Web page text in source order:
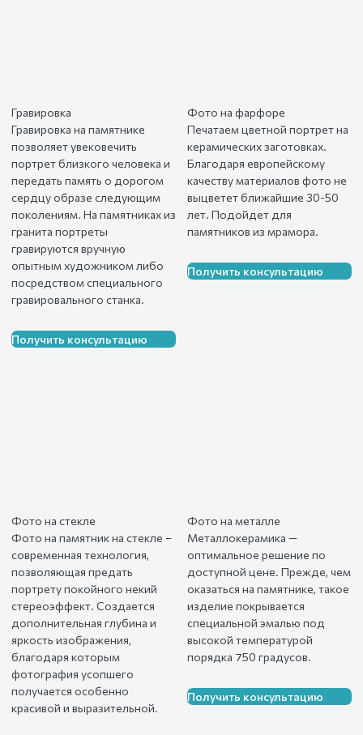
Гравировка
Гравировка на памятнике
позволяет увековечить
портрет близкого человека и
передать память о дорогом
сердцу образе следующим
поколениям. На памятниках из
гранита портреты
гравируются вручную
опытным художником либо
посредством специального
гравировального станка.
Получить консультацию
Фото на фарфоре
Печатаем цветной портрет на
керамических заготовках.
Благодаря европейскому
качеству материалов фото не
выцветет ближайшие 30-50
лет. Подойдет для
памятников из мрамора.
Получить консультацию
Фото на стекле
Фото на памятник на стекле –
современная технология,
позволяющая предать
портрету покойного некий
стереоэффект. Создается
дополнительная глубина и
яркость изображения,
благодаря которым
фотография усопшего
получается особенно
красивой и выразительной.
Фото на металле
Металлокерамика —
оптимальное решение по
доступной цене. Прежде, чем
оказаться на памятнике, такое
изделие покрывается
специальной эмалью под
высокой температурой
порядка 750 градусов.
Получить консультацию